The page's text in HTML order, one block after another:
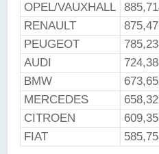
OPEL/VAUXHALL
RENAULT
PEUGEOT
AUDI
BMW
MERCEDES
CITROEN
FIAT